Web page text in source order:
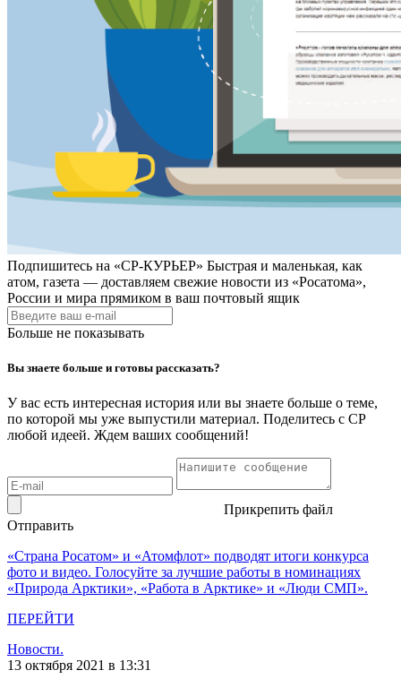
Подпишитесь на «СР-КУРЬЕР» Быстрая и маленькая, как
атом, газета — доставляем свежие новости из «Росатома»,
России и мира прямиком в ваш почтовый ящик
Больше не показывать
Вы знаете больше и готовы рассказать?
У вас есть интересная история или вы знаете больше о теме,
по которой мы уже выпустили материал. Поделитесь с СР
любой идеей. Ждем ваших сообщений!
Прикрепить файл
Отправить
«Страна Росатом» и «Атомфлот» подводят итоги конкурса
фото и видео. Голосуйте за лучшие работы в номинациях
«Природа Арктики», «Работа в Арктике» и «Люди СМП».
ПЕРЕЙТИ
Новости.
13 октября 2021 в 13:31